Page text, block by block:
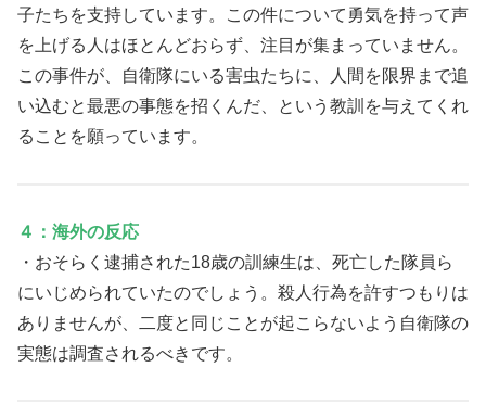
子たちを支持しています。この件について勇気を持って声
を上げる人はほとんどおらず、注目が集まっていません。
この事件が、自衛隊にいる害虫たちに、人間を限界まで追
い込むと最悪の事態を招くんだ、という教訓を与えてくれ
ることを願っています。
４：海外の反応
・おそらく逮捕された18歳の訓練生は、死亡した隊員ら
にいじめられていたのでしょう。殺人行為を許すつもりは
ありませんが、二度と同じことが起こらないよう自衛隊の
実態は調査されるべきです。